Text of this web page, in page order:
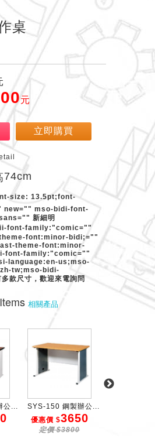
桌
元
立即購買
74cm
size: 13.5pt;font-
mso-bidi-font-
新細明
font-family:"comic=""
font:minor-bidi;=""
theme-font:minor-
font-family:"comic=""
language:en-us;mso-
tw;mso-bidi-
款尺寸，歡迎來電詢問
相關產品
公...
SYS-150 鋼製辦公...
優惠價 $3650
定價 $3800